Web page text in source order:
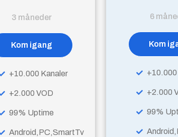
3 måneder
Kom igang
+10.000 Kanaler
+2.000 VOD
99% Uptime
Android,PC,SmartTv
6
Kom
+2.000
99%